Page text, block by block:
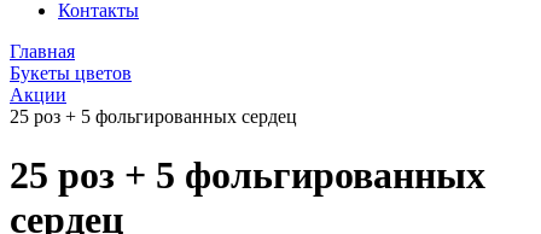
Контакты
Главная
Букеты цветов
Акции
25 роз + 5 фольгированных сердец
25 роз + 5 фольгированных
сердец